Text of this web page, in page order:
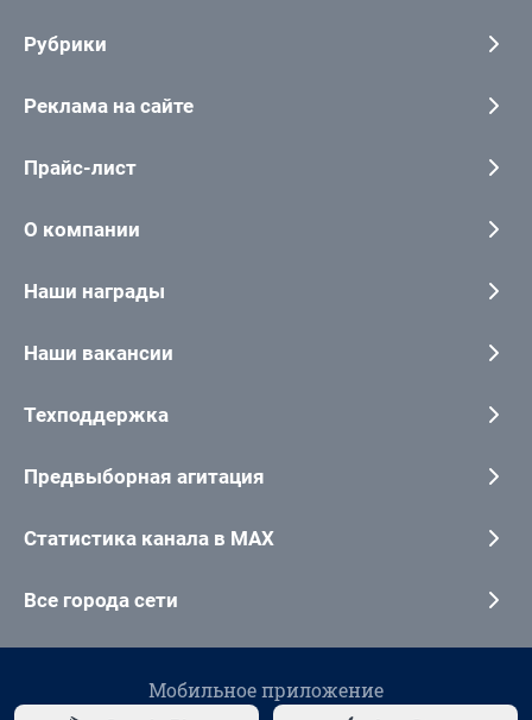
Рубрики
Реклама на сайте
Прайс-лист
О компании
Наши награды
Наши вакансии
Техподдержка
Предвыборная агитация
Статистика канала в MAX
Все города сети
Мобильное приложение